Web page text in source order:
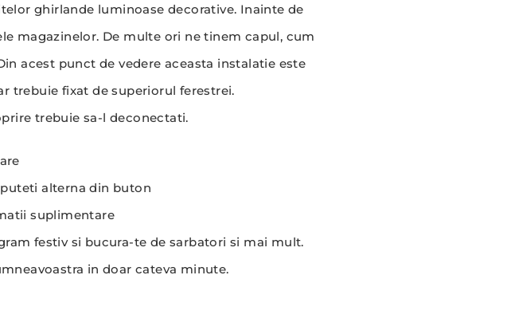
ghirlande luminoase decorative. Inainte de
magazinelor. De multe ori ne tinem capul, cum
acest punct de vedere aceasta instalatie este
trebuie fixat de superiorul ferestrei.
trebuie sa-l deconectati.
alterna din buton
suplimentare
festiv si bucura-te de sarbatori si mai mult.
in doar cateva minute.